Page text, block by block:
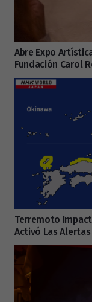
Abre Expo
Fundación Carol
Terremoto
Activó Las Alertas